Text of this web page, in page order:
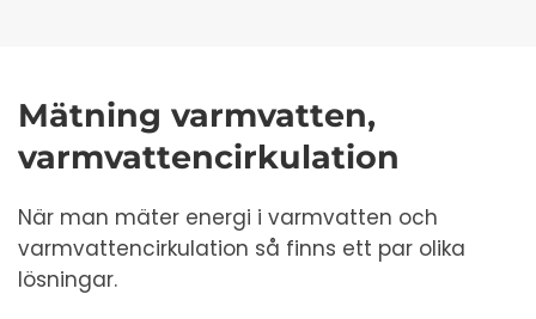
Mätning varmvatten,
varmvattencirkulation
När man mäter energi i varmvatten och
varmvattencirkulation så finns ett par olika
lösningar.